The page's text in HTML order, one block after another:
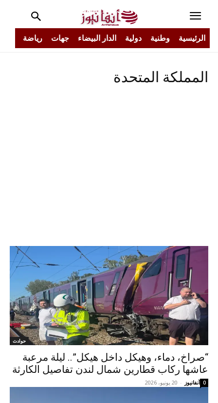
الرئيسية وطنية دولية الدار البيضاء جهات رياضة
المملكة المتحدة
حوادث
“صراخ، دماء، وهيكل داخل هيكل”.. ليلة مرعبة
عاشها ركاب قطارين شمال لندن تفاصيل الكارثة
آنفانيوز - 20 يونيو، 2026 0